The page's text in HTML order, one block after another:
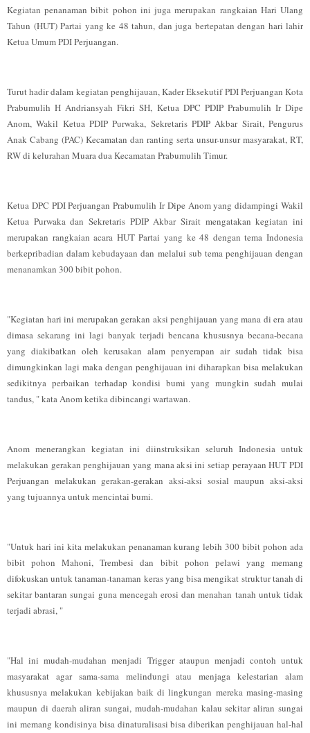
Kegiatan penanaman bibit pohon ini juga merupakan rangkaian Hari Ulang
Tahun (HUT) Partai yang ke 48 tahun, dan juga bertepatan dengan hari lahir
Ketua Umum PDI Perjuangan.
Turut hadir dalam kegiatan penghijauan, Kader Eksekutif PDI Perjuangan Kota
Prabumulih H Andriansyah Fikri SH, Ketua DPC PDIP Prabumulih Ir Dipe
Anom, Wakil Ketua PDIP Purwaka, Sekretaris PDIP Akbar Sirait, Pengurus
Anak Cabang (PAC) Kecamatan dan ranting serta unsur-unsur masyarakat, RT,
RW di kelurahan Muara dua Kecamatan Prabumulih Timur.
Ketua DPC PDI Perjuangan Prabumulih Ir Dipe Anom yang didampingi Wakil
Ketua Purwaka dan Sekretaris PDIP Akbar Sirait mengatakan kegiatan ini
merupakan rangkaian acara HUT Partai yang ke 48 dengan tema Indonesia
berkepribadian dalam kebudayaan dan melalui sub tema penghijauan dengan
menanamkan 300 bibit pohon.
"Kegiatan hari ini merupakan gerakan aksi penghijauan yang mana di era atau
dimasa sekarang ini lagi banyak terjadi bencana khususnya becana-becana
yang diakibatkan oleh kerusakan alam penyerapan air sudah tidak bisa
dimungkinkan lagi maka dengan penghijauan ini diharapkan bisa melakukan
sedikitnya perbaikan terhadap kondisi bumi yang mungkin sudah mulai
tandus, " kata Anom ketika dibincangi wartawan.
Anom menerangkan kegiatan ini diinstruksikan seluruh Indonesia untuk
melakukan gerakan penghijauan yang mana aksi ini setiap perayaan HUT PDI
Perjuangan melakukan gerakan-gerakan aksi-aksi sosial maupun aksi-aksi
yang tujuannya untuk mencintai bumi.
"Untuk hari ini kita melakukan penanaman kurang lebih 300 bibit pohon ada
bibit pohon Mahoni, Trembesi dan bibit pohon pelawi yang memang
difokuskan untuk tanaman-tanaman keras yang bisa mengikat struktur tanah di
sekitar bantaran sungai guna mencegah erosi dan menahan tanah untuk tidak
terjadi abrasi, "
"Hal ini mudah-mudahan menjadi Trigger ataupun menjadi contoh untuk
masyarakat agar sama-sama melindungi atau menjaga kelestarian alam
khususnya melakukan kebijakan baik di lingkungan mereka masing-masing
maupun di daerah aliran sungai, mudah-mudahan kalau sekitar aliran sungai
ini memang kondisinya bisa dinaturalisasi bisa diberikan penghijauan hal-hal